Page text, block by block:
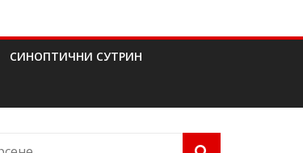
СИНОПТИЧНИ СУТРИН